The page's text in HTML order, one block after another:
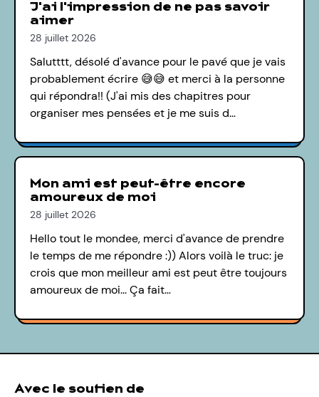
J'ai l'impression de ne pas savoir
aimer
28 juillet 2026
Salutttt, désolé d'avance pour le pavé que je vais
probablement écrire 😅😅 et merci à la personne
qui répondra!! (J'ai mis des chapitres pour
organiser mes pensées et je me suis d…
Mon ami est peut-être encore
amoureux de moi
28 juillet 2026
Hello tout le mondee, merci d'avance de prendre
le temps de me répondre :)) Alors voilà le truc: je
crois que mon meilleur ami est peut être toujours
amoureux de moi... Ça fait…
Avec le soutien de